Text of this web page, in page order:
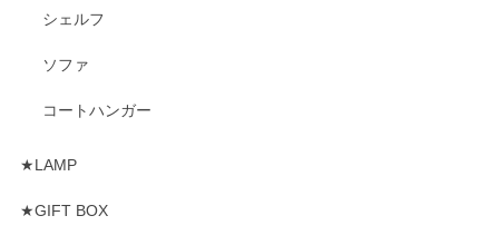
シェルフ
ソファ
コートハンガー
★LAMP
★GIFT BOX